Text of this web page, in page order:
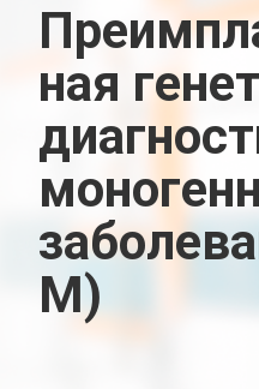
ная
М)